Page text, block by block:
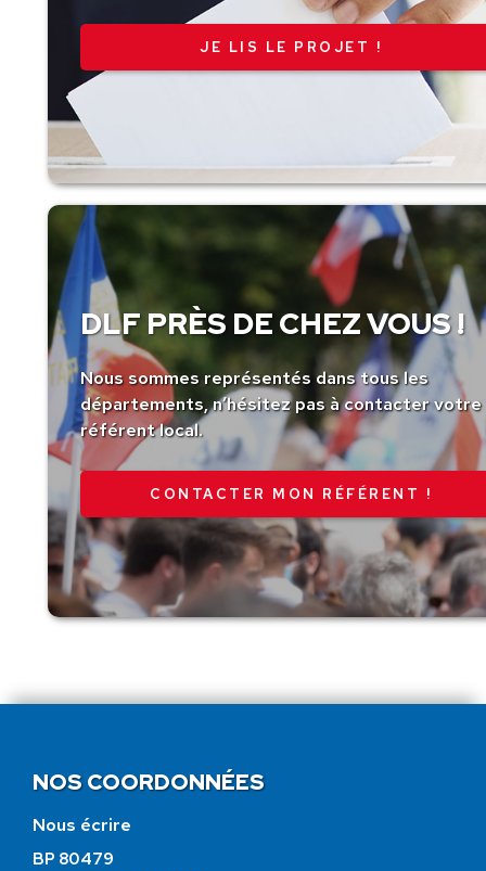
JE LIS LE PROJET !
DLF PRÈS DE CHEZ VOUS !
Nous sommes représentés dans tous les
départements, n’hésitez pas à contacter votre
référent local.
CONTACTER MON RÉFÉRENT !
NOS COORDONNÉES
Nous écrire
BP 80479